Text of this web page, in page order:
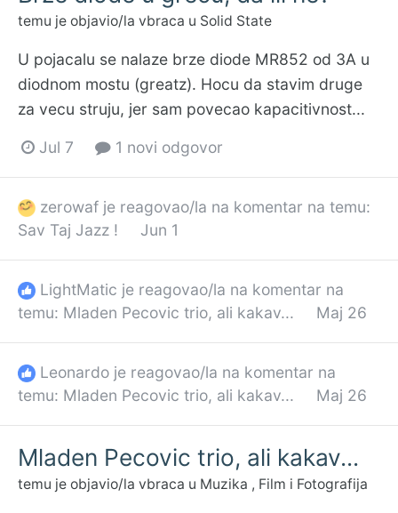
temu je objavio/la vbraca u Solid State
U pojacalu se nalaze brze diode MR852 od 3A u
diodnom mostu (greatz). Hocu da stavim druge
za vecu struju, jer sam povecao kapacitivnost...
Jul 7 1 novi odgovor
zerowaf je reagovao/la na komentar na temu:
Sav Taj Jazz !
Jun 1
LightMatic je reagovao/la na komentar na
temu: Mladen Pecovic trio, ali kakav... Maj 26
Leonardo je reagovao/la na komentar na
temu: Mladen Pecovic trio, ali kakav... Maj 26
Mladen Pecovic trio, ali kakav...
temu je objavio/la vbraca u Muzika , Film i Fotografija